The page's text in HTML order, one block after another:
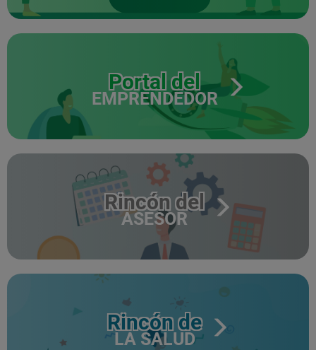
Portal del
EMPRENDEDOR
Rincón del
ASESOR
Rincón de
LA SALUD